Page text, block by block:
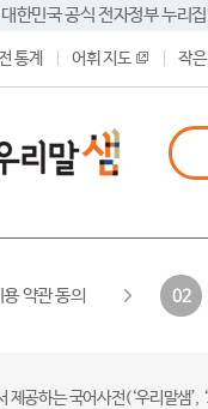
한민국 공식 전자정부 누리
통계 어휘 지도 작
용 약관 동의 02
제공하는 국어사전(‘우리말샘